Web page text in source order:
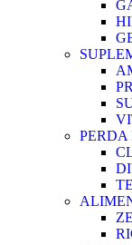
PERDA